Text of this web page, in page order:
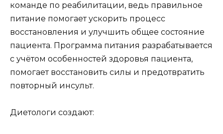
команде по реабилитации, ведь правильное
питание помогает ускорить процесс
восстановления и улучшить общее состояние
пациента. Программа питания разрабатывается
с учётом особенностей здоровья пациента,
помогает восстановить силы и предотвратить
повторный инсульт.
Диетологи создают: